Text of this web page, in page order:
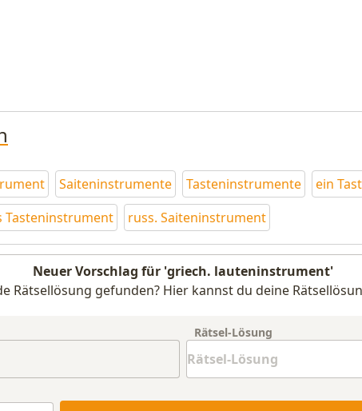
Saiteninstrumente Tasteninstrumente
ein
Tasteninstrument russ. Saiteninstrument
Neuer Vorschlag für 'griech. lauteninstrument'
Rätsellösung gefunden? Hier kannst du deine
Rätsel-Lösung